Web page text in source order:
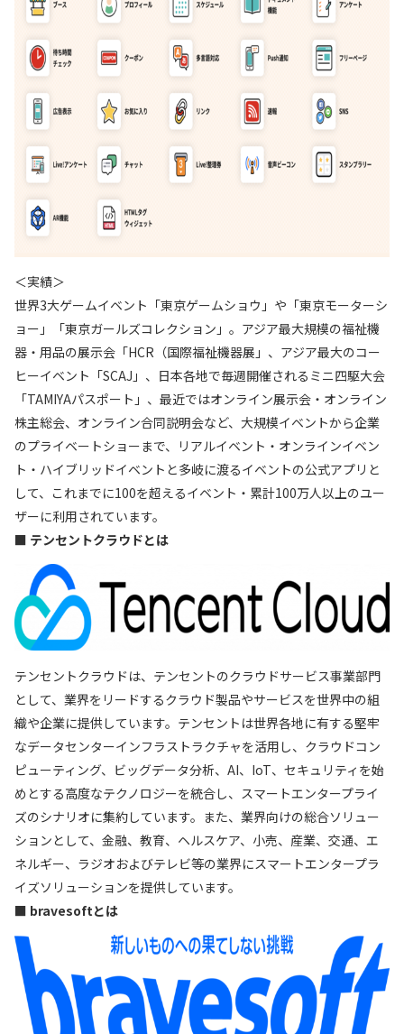
＜実績＞
世界3大ゲームイベント「東京ゲームショウ」や「東京モーターシ
ョー」「東京ガールズコレクション」。アジア最大規模の福祉機
器・用品の展示会「HCR（国際福祉機器展」、アジア最大のコー
ヒーイベント「SCAJ」、日本各地で毎週開催されるミニ四駆大会
「TAMIYAパスポート」、最近ではオンライン展示会・オンライン
株主総会、オンライン合同説明会など、大規模イベントから企業
のプライベートショーまで、リアルイベント・オンラインイベン
ト・ハイブリッドイベントと多岐に渡るイベントの公式アプリと
して、これまでに100を超えるイベント・累計100万人以上のユー
ザーに利用されています。
■ テンセントクラウドとは
テンセントクラウドは、テンセントのクラウドサービス事業部門
として、業界をリードするクラウド製品やサービスを世界中の組
織や企業に提供しています。テンセントは世界各地に有する堅牢
なデータセンターインフラストラクチャを活用し、クラウドコン
ピューティング、ビッグデータ分析、AI、IoT、セキュリティを始
めとする高度なテクノロジーを統合し、スマートエンタープライ
ズのシナリオに集約しています。また、業界向けの総合ソリュー
ションとして、金融、教育、ヘルスケア、小売、産業、交通、エ
ネルギー、ラジオおよびテレビ等の業界にスマートエンタープラ
イズソリューションを提供しています。
■ bravesoftとは